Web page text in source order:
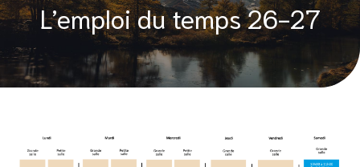
L’emploi du temps 26-27